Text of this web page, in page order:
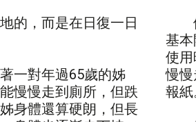
，而是在日復一日
對年過65歲的姊
慢慢走到廁所，但跌
身體還算硬朗，但長
他
基
使
慢
報紙